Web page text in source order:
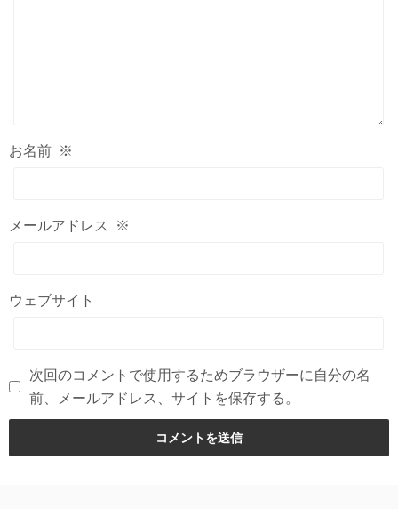
お名前 ※
メールアドレス ※
ウェブサイト
次回のコメントで使用するためブラウザーに自分の名
前、メールアドレス、サイトを保存する。